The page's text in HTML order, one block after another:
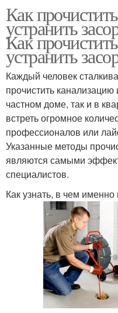
Как
устранить
Как
устранить
Каждый человек
прочистить канализацию
частном доме, так и в
встреть огромное
профессионалов или
Указанные методы
являются самыми
специалистов.
Как узнать, в чем